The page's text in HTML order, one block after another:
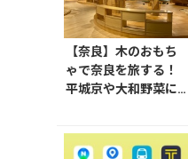
【奈良】木のおもち
ゃで奈良を旅する！
平城京や大和野菜に